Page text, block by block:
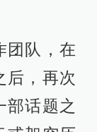
团队，在
后，再次
部话题之